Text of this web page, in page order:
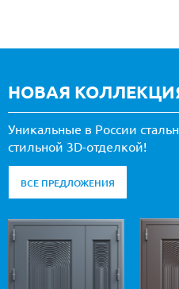
НОВАЯ
Уникальные в России
стильной 3D-отделкой!
ВСЕ ПРЕДЛОЖЕНИЯ